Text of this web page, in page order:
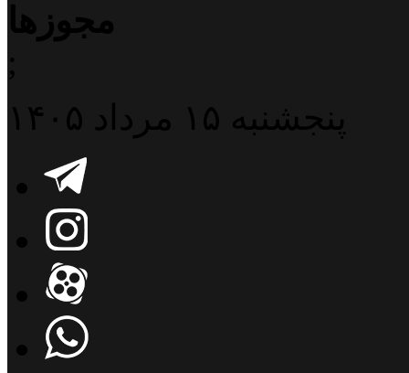
مجوزها
;
پنجشنبه ۱۵ مرداد ۱۴۰۵